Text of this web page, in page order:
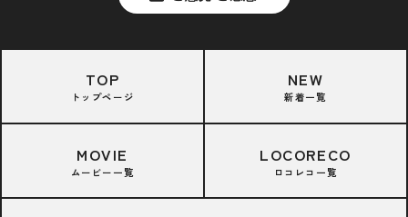
TOP
トップページ
NEW
新着一覧
MOVIE
ムービー一覧
LOCORECO
ロコレコ一覧